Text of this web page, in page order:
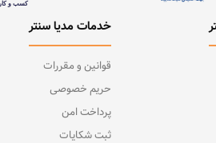
خدمات مدیا سنتر
قوانین و مقررات
حریم خصوصی
پرداخت امن
ثبت شکایات